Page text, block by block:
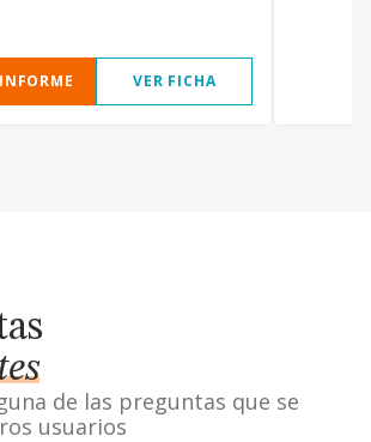
VER FICHA
de las preguntas que se
usuarios